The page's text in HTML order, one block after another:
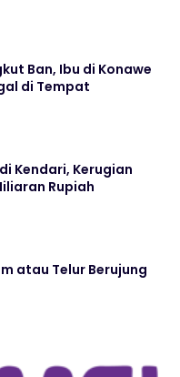
Ban, Ibu di Konawe
di Tempat
Kendari, Kerugian
Rupiah
atau Telur Berujung